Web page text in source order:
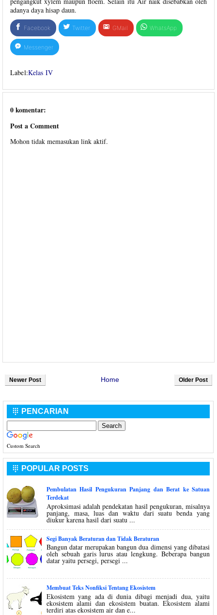
adanya daya hisap daun.
Facebook Twitter GMail WhatsApp
Messenger
Label:Kelas IV
0 komentar:
Post a Comment
Mohon tidak memasukan link aktif.
Newer Post Older Post
Home
 PENCARIAN
Custom Search
 POPULAR POSTS
Pembulatan Hasil Pengukuran Panjang dan Berat ke Satuan
Terdekat
Aproksimasi adalah pendekatan hasil pengukuran, misalnya
panjang, masa, luas dan waktu dari suatu benda yang
diukur karena hasil dari suatu ...
Segi Banyak Beraturan dan Tidak Beraturan
Bangun datar merupakan bangun dua dimensi yang dibatasi
oleh sebuah garis lurus atau lengkung. Beberapa bangun
datar yaitu persegi, persegi ...
Membuat Teks Nonfiksi Tentang Ekosistem
Ekosistem yang ada di dunia dibagi menjadi dua, yaitu
ekosistem alami dan ekosistem buatan. Ekosistem alami
terdiri atas ekosistem air dan e...